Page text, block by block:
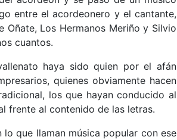
entre el acordeonero y el cantante,
Los Hermanos Meriño y Silvio
cuantos.
haya sido quien por el afán
quienes obviamente hacen
los que hayan conducido al
frente al contenido de las letras.
que llaman música popular con ese